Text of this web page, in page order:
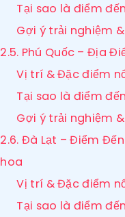
Tại sao là điểm
Gợi ý trải nghiệm
2.5. Phú Quốc – Địa
Vị trí & Đặc điểm
Tại sao là điểm
Gợi ý trải nghiệm
2.6. Đà Lạt – Điểm
hoa
Vị trí & Đặc điểm
Tại sao là điểm